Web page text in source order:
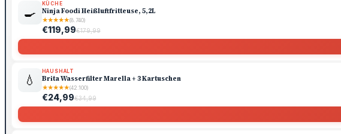
🍳
KÜCHE
Ninja Foodi Heißluftfritteuse, 5,2L
★★★★★(8.740)
€119,99€179,99
💧
HAUSHALT
Brita Wasserfilter Marella + 3 Kartuschen
★★★★★(42.100)
€24,99€34,99